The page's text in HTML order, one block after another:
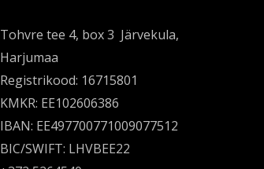
Tohvre tee 4, box 3 Järvekula,
Harjumaa
Registrikood: 16715801
KMKR: EE102606386
IBAN: EE497700771009077512
BIC/SWIFT: LHVBEE22